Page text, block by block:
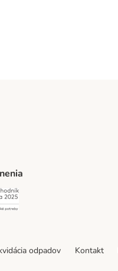
Security
odpadov Kontakt